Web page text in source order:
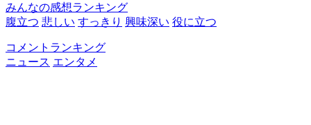
みんなの感想ランキング
腹立つ 悲しい すっきり 興味深い 役に立つ
コメントランキング
ニュース エンタメ